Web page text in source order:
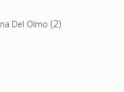
Del Olmo (2)